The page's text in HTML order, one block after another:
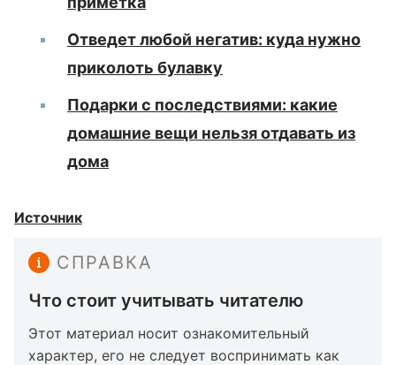
Отведет любой негатив: куда нужно
приколоть булавку
Подарки с последствиями: какие
домашние вещи нельзя отдавать из
дома
Источник
СПРАВКА
Что стоит учитывать читателю
Этот материал носит ознакомительный
характер, его не следует воспринимать как